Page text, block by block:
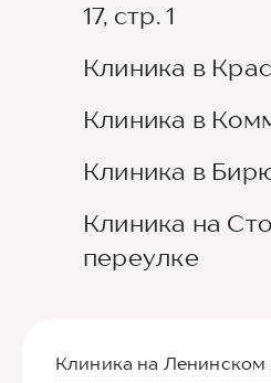
17, стр. 1
Клиника в
Клиника в
Клиника в
Клиника на
переулке
Клиника на Ленинском